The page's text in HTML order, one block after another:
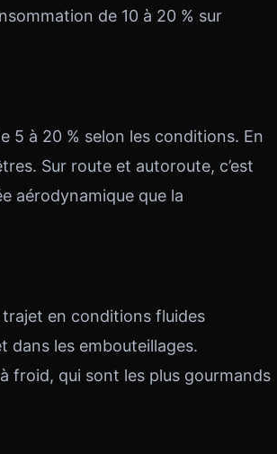
de 10 à 20 % sur
5 à 20 % selon les conditions. En
Sur route et autoroute, c’est
aérodynamique que la
trajet en conditions fluides
dans les embouteillages.
froid, qui sont les plus gourmands